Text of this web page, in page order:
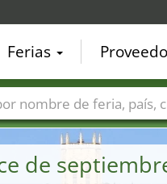
de
Ferias
ferias Países